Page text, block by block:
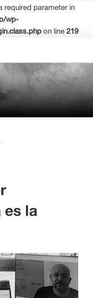
required parameter in
wp-
on line 219
LEARNING
es la